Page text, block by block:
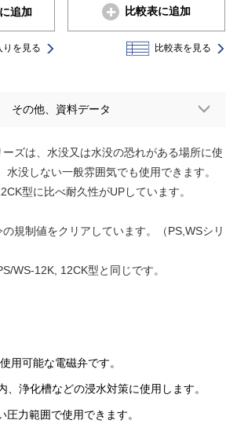
追加 比較表に追加
りを見る 比較表を見る
その他、資料データ
ズは、水没又は水没の恐れがある場所に使
水没しない一般雰囲気でも使用できます。
型に比べ耐久性がUPしています。
規制値をクリアしています。（PS,WSシリ
WS-12K, 12CK型と同じです。
用可能な電磁弁です。
、浄化槽などの浸水対策に使用します。
圧力範囲で使用できます。